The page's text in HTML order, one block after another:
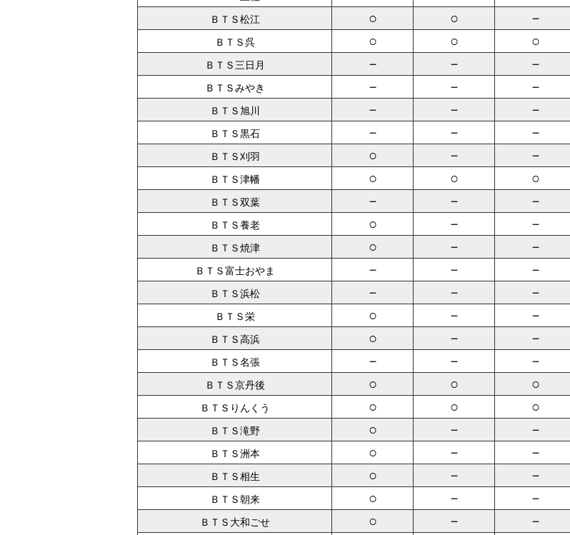
ＢＴＳ松江 ○ ○ －
ＢＴＳ呉 ○ ○ ○
ＢＴＳ三日月 － － －
ＢＴＳみやき － － －
ＢＴＳ旭川 － － －
ＢＴＳ黒石 － － －
ＢＴＳ刈羽 ○ － －
ＢＴＳ津幡 ○ ○ ○
ＢＴＳ双葉 － － －
ＢＴＳ養老 ○ － －
ＢＴＳ焼津 ○ － －
ＢＴＳ富士おやま － － －
ＢＴＳ浜松 － － －
ＢＴＳ栄 ○ － －
ＢＴＳ高浜 ○ － －
ＢＴＳ名張 － － －
ＢＴＳ京丹後 ○ ○ ○
ＢＴＳりんくう ○ ○ ○
ＢＴＳ滝野 ○ － －
ＢＴＳ洲本 ○ － －
ＢＴＳ相生 ○ － －
ＢＴＳ朝来 ○ － －
ＢＴＳ大和ごせ ○ － －